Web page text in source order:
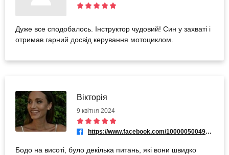
Дуже все сподобалось. Інструктор чудовий! Син у захваті і
отримав гарний досвід керування мотоциклом.
Вікторія
9 квітня 2024
https://www.facebook.com/100000500490703
Бодо на висоті, було декілька питань, які вони швидко